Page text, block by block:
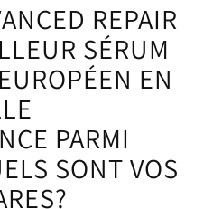
REPAIR
SÉRUM
EN
PARMI
SONT VOS